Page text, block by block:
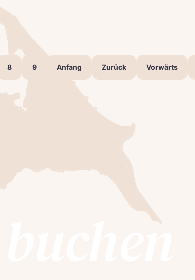
8 9 Anfang Zurück Vorwärts
buchen